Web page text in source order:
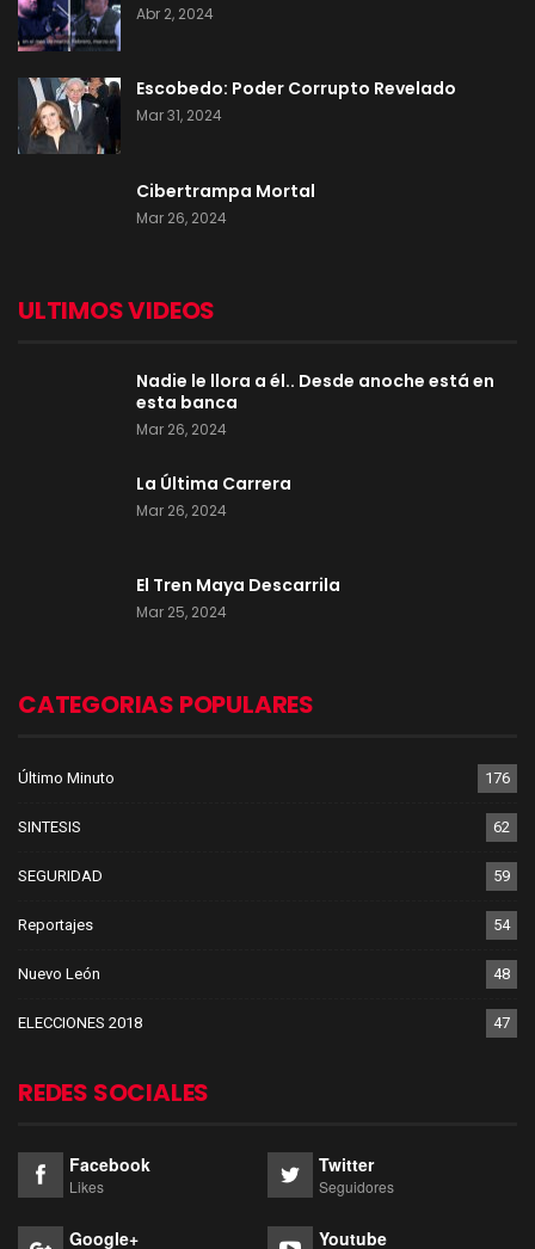
Abr 2, 2024
Escobedo: Poder Corrupto Revelado
Mar 31, 2024
Cibertrampa Mortal
Mar 26, 2024
ULTIMOS VIDEOS
Nadie le llora a él.. Desde anoche está en
esta banca
Mar 26, 2024
La Última Carrera
Mar 26, 2024
El Tren Maya Descarrila
Mar 25, 2024
CATEGORIAS POPULARES
Último Minuto 176
SINTESIS 62
SEGURIDAD 59
Reportajes 54
Nuevo León 48
ELECCIONES 2018 47
REDES SOCIALES
Facebook
Likes
Twitter
Seguidores
Google+ Youtube